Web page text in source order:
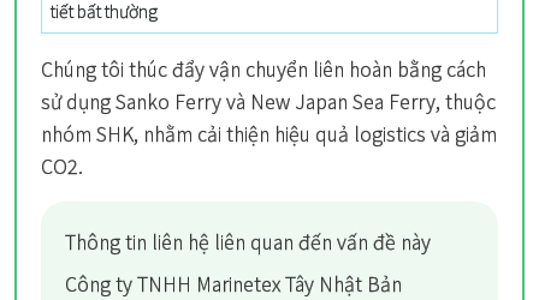
tiết bất thường
Chúng tôi thúc đẩy vận chuyển liên hoàn bằng cách
sử dụng Sanko Ferry và New Japan Sea Ferry, thuộc
nhóm SHK, nhằm cải thiện hiệu quả logistics và giảm
CO2.
Thông tin liên hệ liên quan đến vấn đề này
Công ty TNHH Marinetex Tây Nhật Bản